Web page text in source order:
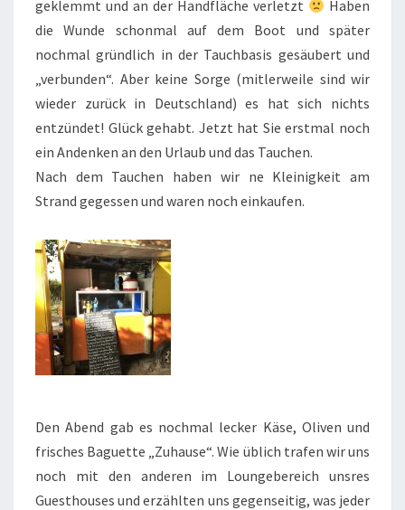
geklemmt und an der Handfläche verletzt
Haben
die Wunde schonmal auf dem Boot und später
nochmal gründlich in der Tauchbasis gesäubert und
„verbunden“. Aber keine Sorge (mitlerweile sind wir
wieder zurück in Deutschland) es hat sich nichts
entzündet! Glück gehabt. Jetzt hat Sie erstmal noch
ein Andenken an den Urlaub und das Tauchen.
Nach dem Tauchen haben wir ne Kleinigkeit am
Strand gegessen und waren noch einkaufen.
Den Abend gab es nochmal lecker Käse, Oliven und
frisches Baguette „Zuhause“. Wie üblich trafen wir uns
noch mit den anderen im Loungebereich unsres
Guesthouses und erzählten uns gegenseitig, was jeder